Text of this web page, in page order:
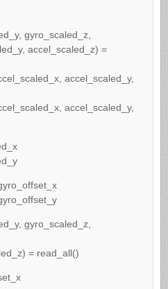
gyro_scaled_z,
accel_scaled_z) =
accel_scaled_y,
accel_scaled_y,
gyro_scaled_z,
= read_all()